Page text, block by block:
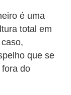
é uma
total em
que se
do